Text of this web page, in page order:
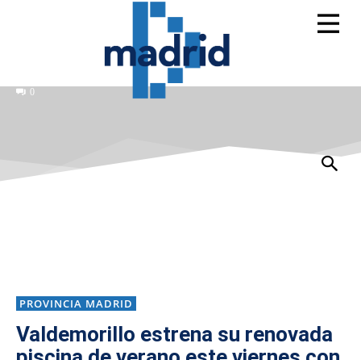
0
PROVINCIA MADRID
Valdemorillo estrena su renovada